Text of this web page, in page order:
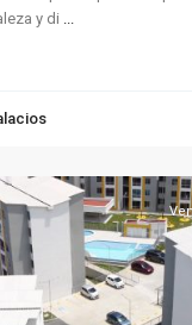
y di ...